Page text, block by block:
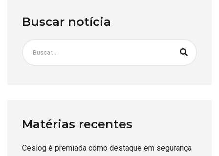
Buscar notícia
Matérias recentes
Ceslog é premiada como destaque em segurança